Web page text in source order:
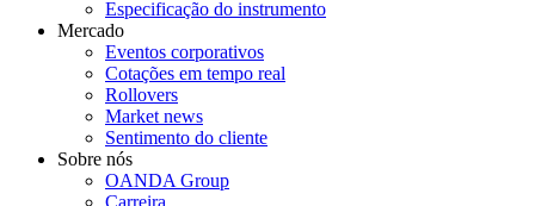
Especificação do instrumento
Mercado
Eventos corporativos
Cotações em tempo real
Rollovers
Market news
Sentimento do cliente
Sobre nós
OANDA Group
Carreira